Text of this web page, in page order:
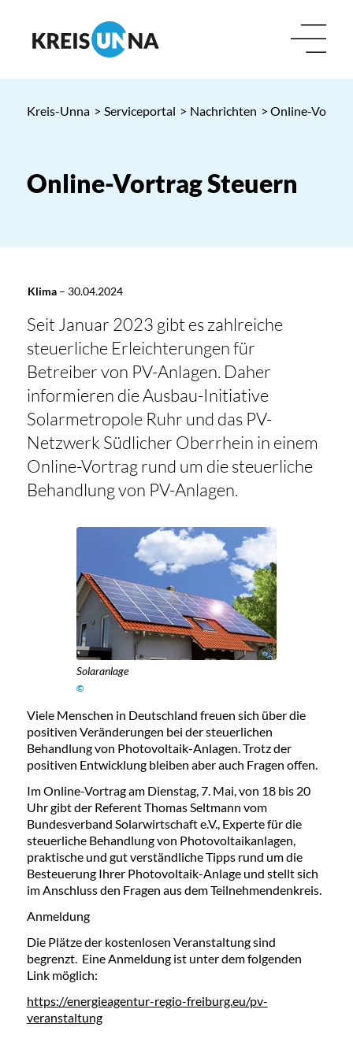
Kreis-Unna > Serviceportal > Nachrichten > Online-
Online-Vortrag Steuern
Klima– 30.04.2024
Seit Januar 2023 gibt es zahlreiche
steuerliche Erleichterungen für
Betreiber von PV-Anlagen. Daher
informieren die Ausbau-Initiative
Solarmetropole Ruhr und das PV-
Netzwerk Südlicher Oberrhein in einem
Online-Vortrag rund um die steuerliche
Behandlung von PV-Anlagen.
Solaranlage
©
Viele Menschen in Deutschland freuen sich über die
positiven Veränderungen bei der steuerlichen
Behandlung von Photovoltaik-Anlagen. Trotz der
positiven Entwicklung bleiben aber auch Fragen offen.
Im Online-Vortrag am Dienstag, 7. Mai, von 18 bis 20
Uhr gibt der Referent Thomas Seltmann vom
Bundesverband Solarwirtschaft e.V., Experte für die
steuerliche Behandlung von Photovoltaikanlagen,
praktische und gut verständliche Tipps rund um die
Besteuerung Ihrer Photovoltaik-Anlage und stellt sich
im Anschluss den Fragen aus dem Teilnehmendenkreis.
Anmeldung
Die Plätze der kostenlosen Veranstaltung sind
begrenzt. Eine Anmeldung ist unter dem folgenden
Link möglich:
https://energieagentur-regio-freiburg.eu/pv-
veranstaltung